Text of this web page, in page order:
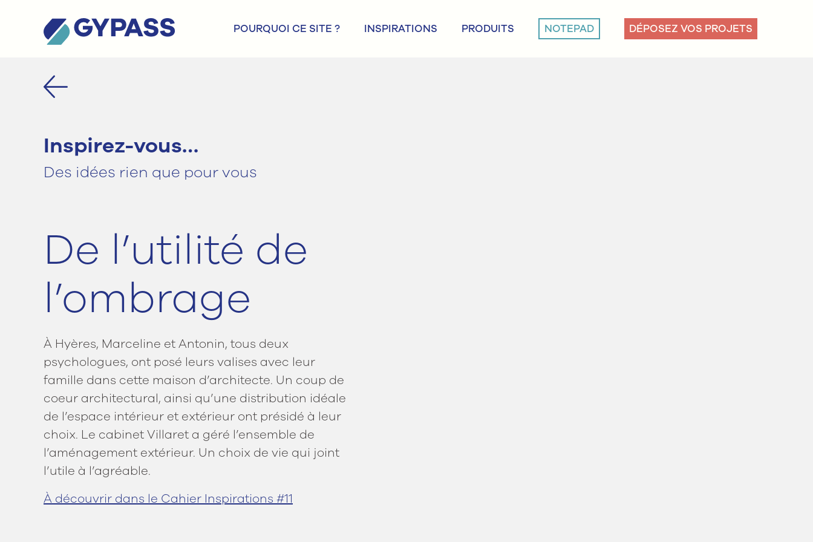
POURQUOI CE SITE ? INSPIRATIONS PRODUITS NOTEPAD DÉPOSEZ VOS PROJETS
Inspirez-vous…
Des idées rien que pour vous
De l’utilité de
l’ombrage
À Hyères, Marceline et Antonin, tous deux
psychologues, ont posé leurs valises avec leur
famille dans cette maison d’architecte. Un coup de
coeur architectural, ainsi qu’une distribution idéale
de l’espace intérieur et extérieur ont présidé à leur
choix. Le cabinet Villaret a géré l’ensemble de
l’aménagement extérieur. Un choix de vie qui joint
l’utile à l’agréable.
À découvrir dans le Cahier Inspirations #11